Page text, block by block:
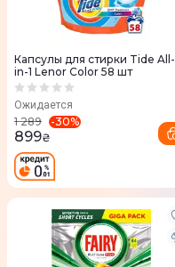
Капсулы для стирки Tide All-
in-1 Lenor Color 58 шт
Ожидается
1 289 -30%
899₴